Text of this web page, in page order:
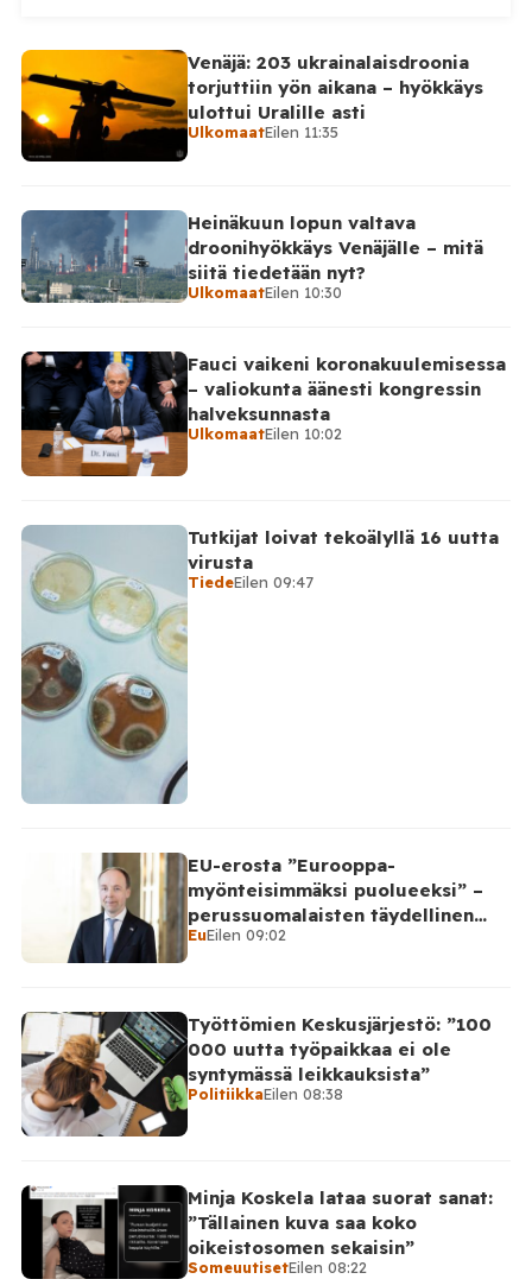
kertoi perjantaiaamuna 7. elokuuta julkaisemassaan
Telegram-päivityksessä, että Venäjän joukot
hyökkäsivät yön aikana yli 20 kertaa viidelle alueelle.
Nikopolin alueella iskuja kohdistui Nikopolin
kaupunkiin sekä […]
Venäjä: 203 ukrainalaisdroonia
torjuttiin yön aikana – hyökkäys
ulottui Uralille asti
UlkomaatEilen 11:35
Heinäkuun lopun valtava
droonihyökkäys Venäjälle – mitä
siitä tiedetään nyt?
UlkomaatEilen 10:30
Fauci vaikeni koronakuulemisessa
– valiokunta äänesti kongressin
halveksunnasta
UlkomaatEilen 10:02
Tutkijat loivat tekoälyllä 16 uutta
virusta
TiedeEilen 09:47
EU-erosta ”Eurooppa-
myönteisimmäksi puolueeksi” –
perussuomalaisten täydellinen
takinkääntö
EuEilen 09:02
Työttömien Keskusjärjestö: ”100
000 uutta työpaikkaa ei ole
syntymässä leikkauksista”
PolitiikkaEilen 08:38
Minja Koskela lataa suorat sanat:
”Tällainen kuva saa koko
oikeistosomen sekaisin”
SomeuutisetEilen 08:22